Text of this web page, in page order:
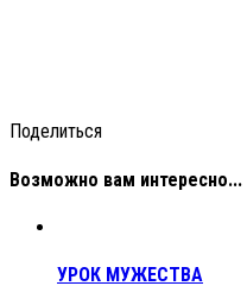
Поделиться
Возможно вам интересно...
УРОК МУЖЕСТВА